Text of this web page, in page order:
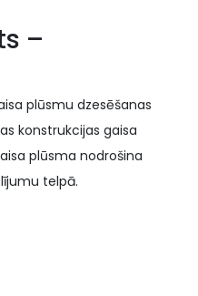
–
plūsmu dzesēšanas
konstrukcijas gaisa
plūsma nodrošina
telpā.